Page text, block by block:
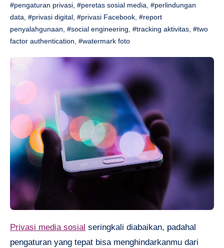
#pengaturan privasi, #peretas sosial media, #perlindungan
data, #privasi digital, #privasi Facebook, #report
penyalahgunaan, #social engineering, #tracking aktivitas, #two
factor authentication, #watermark foto
Privasi media sosial seringkali diabaikan, padahal
pengaturan yang tepat bisa menghindarkanmu dari